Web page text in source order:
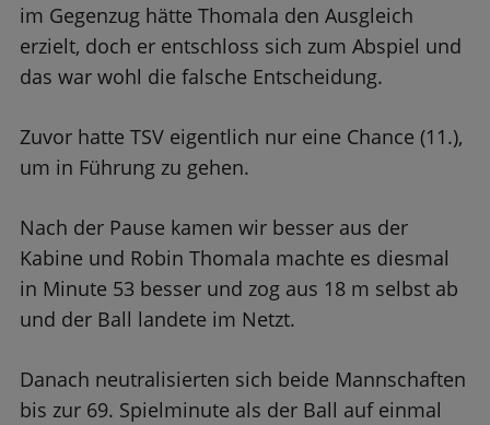
im Gegenzug hätte Thomala den Ausgleich
erzielt, doch er entschloss sich zum Abspiel und
das war wohl die falsche Entscheidung.
Zuvor hatte TSV eigentlich nur eine Chance (11.),
um in Führung zu gehen.
Nach der Pause kamen wir besser aus der
Kabine und Robin Thomala machte es diesmal
in Minute 53 besser und zog aus 18 m selbst ab
und der Ball landete im Netzt.
Danach neutralisierten sich beide Mannschaften
bis zur 69. Spielminute als der Ball auf einmal